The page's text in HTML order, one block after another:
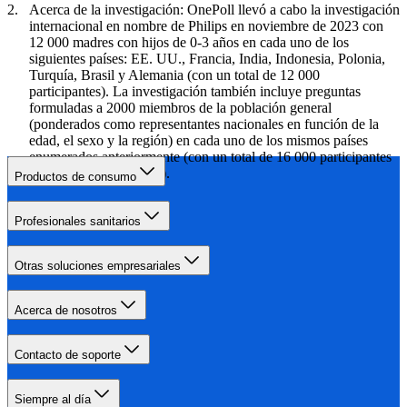
Acerca de la investigación: OnePoll llevó a cabo la investigación
internacional en nombre de Philips en noviembre de 2023 con
12 000 madres con hijos de 0-3 años en cada uno de los
siguientes países: EE. UU., Francia, India, Indonesia, Polonia,
Turquía, Brasil y Alemania (con un total de 12 000
participantes). La investigación también incluye preguntas
formuladas a 2000 miembros de la población general
(ponderados como representantes nacionales en función de la
edad, el sexo y la región) en cada uno de los mismos países
enumerados anteriormente (con un total de 16 000 participantes
de la población general).
Productos de consumo
Profesionales sanitarios
Otras soluciones empresariales
Acerca de nosotros
Contacto de soporte
Siempre al día